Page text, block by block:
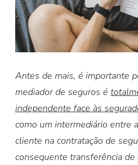
Antes de mais, é importante
mediador de seguros é
independente face às
como um intermediário entre
cliente na contratação de
consequente transferência